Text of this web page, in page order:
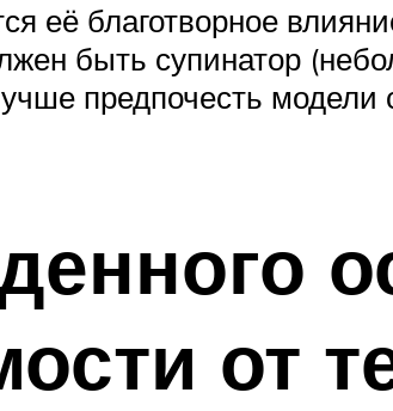
её благотворное
быть супинатор
предпочесть
от